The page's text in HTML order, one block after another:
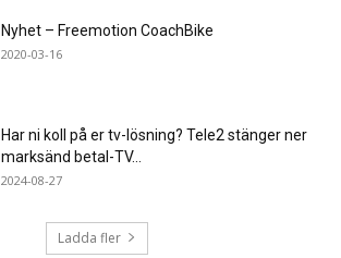
Nyhet – Freemotion CoachBike
2020-03-16
Har ni koll på er tv-lösning? Tele2 stänger ner
marksänd betal-TV...
2024-08-27
Ladda fler